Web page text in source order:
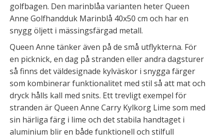
golfbagen. Den marinblåa varianten heter Queen
Anne Golfhandduk Marinblå 40x50 cm och har en
snygg öljett i mässingsfärgad metall.
Queen Anne tänker även på de små utflykterna. För
en picknick, en dag på stranden eller andra dagsturer
så finns det väldesignade kylväskor i snygga färger
som kombinerar funktionalitet med stil så att mat och
dryck hålls kall med snits. Ett trevligt exempel för
stranden är Queen Anne Carry Kylkorg Lime som med
sin härliga färg i lime och det stabila handtaget i
aluminium blir en både funktionell och stilfull